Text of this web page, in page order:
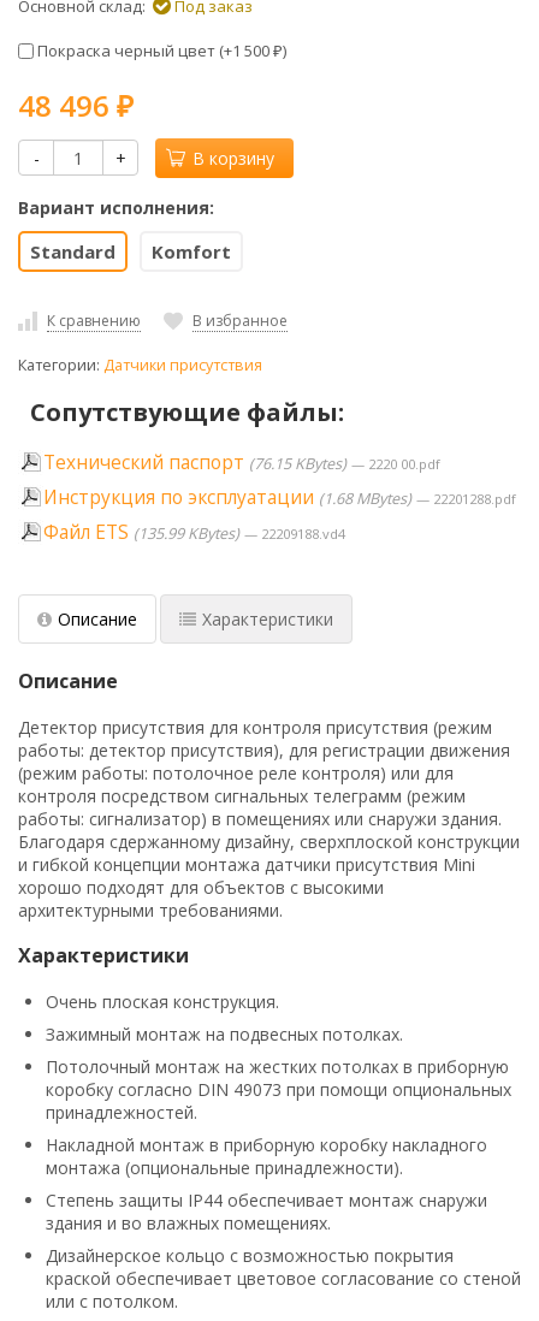
Основной склад: Под заказ
Покраска черный цвет (+1 500 ₽)
48 496 ₽
- + В корзину
Вариант исполнения:
Standard Komfort
К сравнению В избранное
Категории: Датчики присутствия
Сопутствующие файлы:
Технический паспорт 76.15 KBytes 2220 00.pdf
Инструкция по эксплуатации 1.68 MBytes 22201288.pdf
Файл ETS 135.99 KBytes 22209188.vd4
Описание Характеристики
Описание
Детектор присутствия для контроля присутствия (режим
работы: детектор присутствия), для регистрации движения
(режим работы: потолочное реле контроля) или для
контроля посредством сигнальных телеграмм (режим
работы: сигнализатор) в помещениях или снаружи здания.
Благодаря сдержанному дизайну, сверхплоской конструкции
и гибкой концепции монтажа датчики присутствия Mini
хорошо подходят для объектов с высокими
архитектурными требованиями.
Характеристики
Очень плоская конструкция.
Зажимный монтаж на подвесных потолках.
Потолочный монтаж на жестких потолках в приборную
коробку согласно DIN 49073 при помощи опциональных
принадлежностей.
Накладной монтаж в приборную коробку накладного
монтажа (опциональные принадлежности).
Степень защиты IP44 обеспечивает монтаж снаружи
здания и во влажных помещениях.
Дизайнерское кольцо с возможностью покрытия
краской обеспечивает цветовое согласование со стеной
или с потолком.